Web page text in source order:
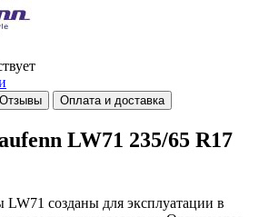
Отзывы Оплата и доставка
LW71 235/65 R17
созданы для эксплуатации в